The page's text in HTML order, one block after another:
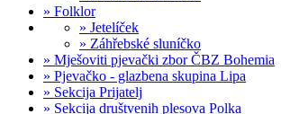
» Folklor
» Jetelíček
» Záhřebské sluníčko
» Mješoviti pjevački zbor ČBZ Bohemia
» Pjevačko - glazbena skupina Lipa
» Sekcija Prijatelj
» Sekcija društvenih plesova Polka